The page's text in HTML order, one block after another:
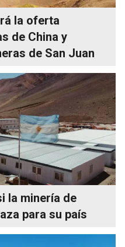
la oferta
de China y
de San Juan
la minería de
para su país